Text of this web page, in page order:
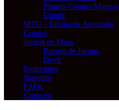
Planeta Comics Mangas
Utopia
MTG – Búsqueda Avanzada
Comics
Juegos de Mesa
Bureau de Juegos
Devir
Protectores
Nosotros
FAQs
Contacto